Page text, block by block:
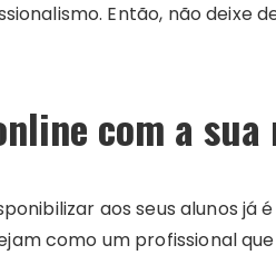
Então, não deixe
com a sua
aos seus alunos já
como um profissional